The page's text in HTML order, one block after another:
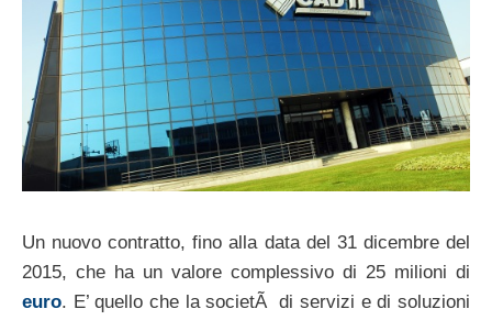
Un nuovo contratto, fino alla data del 31 dicembre del
2015, che ha un valore complessivo di 25 milioni di
euro. E’ quello che la societÃ di servizi e di soluzioni